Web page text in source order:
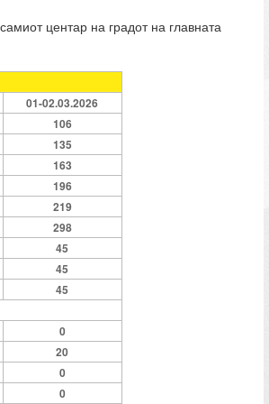
центар на градот на главната
01-02.03.2026
106
135
163
196
219
298
45
45
45
0
20
0
0